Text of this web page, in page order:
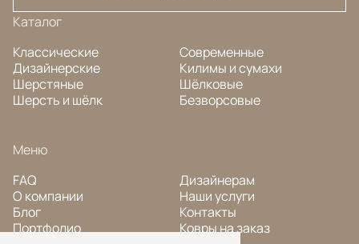
Каталог
Классические
Дизайнерские
Шерстяные
Шерсть и шёлк
Современные
Килимы и сумахи
Шёлковые
Безворсовые
Меню
FAQ
О компании
Блог
Портфолио
Дизайнерам
Наши услуги
Контакты
Ковры на заказ